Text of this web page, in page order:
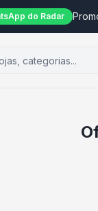
do Radar